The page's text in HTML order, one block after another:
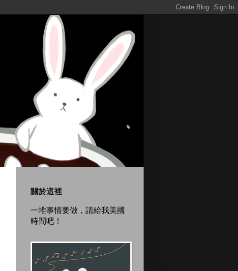
關於這裡
一堆事情要做，請給我美國
時間吧！